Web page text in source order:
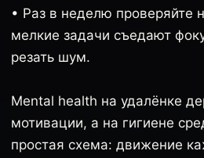
• Раз в неделю проверяйте
мелкие задачи съедают
резать шум.
Mental health на удалёнке
мотивации, а на гигиене
простая схема: движение